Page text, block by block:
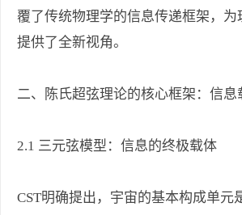
覆了传统物理学的信息传递框架，为
提供了全新视角。
二、陈氏超弦理论的核心框架：信息
2.1 三元弦模型：信息的终极载体
CST明确提出，宇宙的基本构成单元